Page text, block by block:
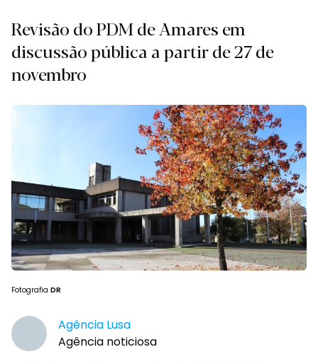
Revisão do PDM de Amares em
discussão pública a partir de 27 de
novembro
Fotografia DR
Agência Lusa
Agência noticiosa